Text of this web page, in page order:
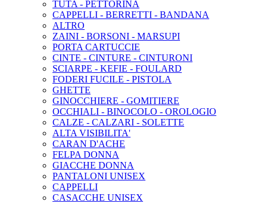
TUTA - PETTORINA
CAPPELLI - BERRETTI - BANDANA
ALTRO
ZAINI - BORSONI - MARSUPI
PORTA CARTUCCIE
CINTE - CINTURE - CINTURONI
SCIARPE - KEFIE - FOULARD
FODERI FUCILE - PISTOLA
GHETTE
GINOCCHIERE - GOMITIERE
OCCHIALI - BINOCOLO - OROLOGIO
CALZE - CALZARI - SOLETTE
ALTA VISIBILITA'
CARAN D'ACHE
FELPA DONNA
GIACCHE DONNA
PANTALONI UNISEX
CAPPELLI
CASACCHE UNISEX